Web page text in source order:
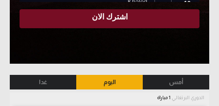
أمس اليوم غدا
الدوري البرتغالي